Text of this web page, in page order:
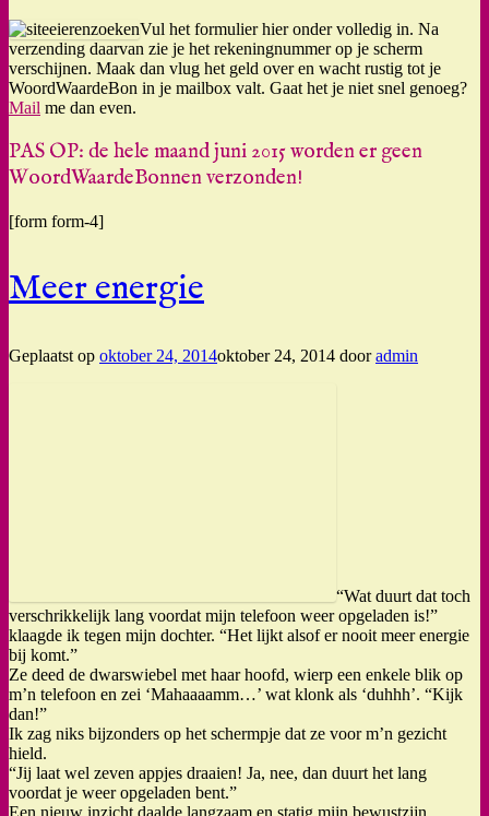
Vul het formulier hier onder volledig in. Na
verzending daarvan zie je het rekeningnummer op je scherm
verschijnen. Maak dan vlug het geld over en wacht rustig tot je
WoordWaardeBon in je mailbox valt. Gaat het je niet snel genoeg?
Mail me dan even.
PAS OP: de hele maand juni 2015 worden er geen
WoordWaardeBonnen verzonden!
[form form-4]
Meer energie
Geplaatst op oktober 24, 2014oktober 24, 2014 dooradmin
“Wat duurt dat toch
verschrikkelijk lang voordat mijn telefoon weer opgeladen is!”
klaagde ik tegen mijn dochter. “Het lijkt alsof er nooit meer energie
bij komt.”
Ze deed de dwarswiebel met haar hoofd, wierp een enkele blik op
m’n telefoon en zei ‘Mahaaaamm…’ wat klonk als ‘duhhh’. “Kijk
dan!”
Ik zag niks bijzonders op het schermpje dat ze voor m’n gezicht
hield.
“Jij laat wel zeven appjes draaien! Ja, nee, dan duurt het lang
voordat je weer opgeladen bent.”
Een nieuw inzicht daalde langzaam en statig mijn bewustzijn